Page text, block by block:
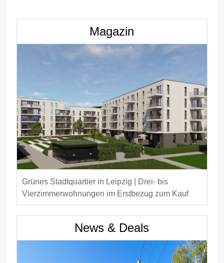
Magazin
Grünes Stadtquartier in Leipzig | Drei- bis
Vierzimmerwohnungen im Erstbezug zum Kauf
News & Deals